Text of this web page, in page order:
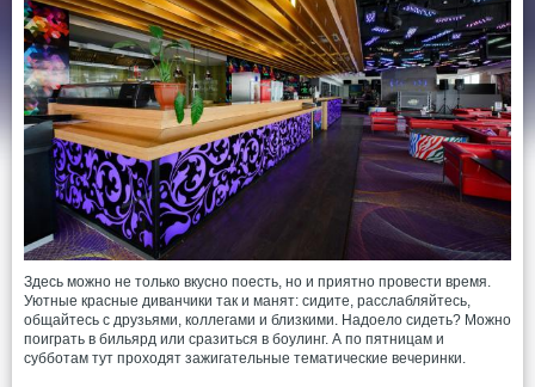
Здесь можно не только вкусно поесть, но и приятно провести время.
Уютные красные диванчики так и манят: сидите, расслабляйтесь,
общайтесь с друзьями, коллегами и близкими. Надоело сидеть? Можно
поиграть в бильярд или сразиться в боулинг. А по пятницам и
субботам тут проходят зажигательные тематические вечеринки.